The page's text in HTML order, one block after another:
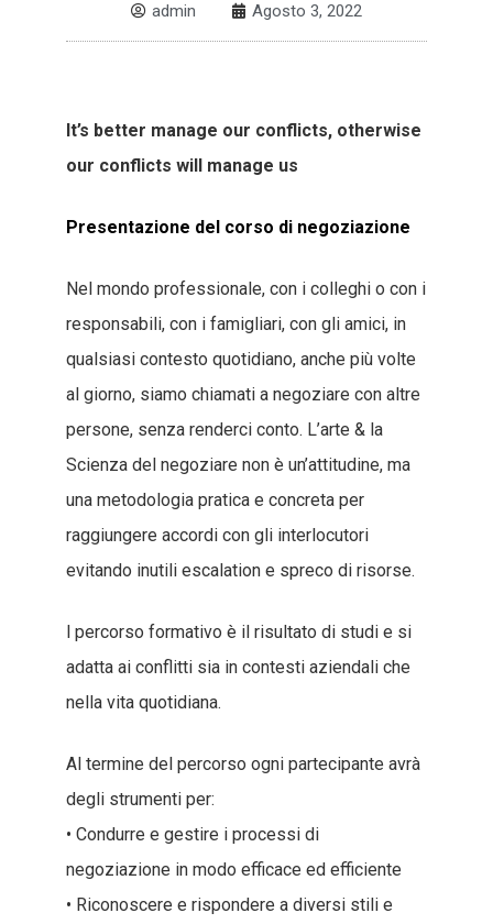
admin Agosto 3, 2022
It’s better manage our conflicts, otherwise
our conflicts will manage us
Presentazione del corso di negoziazione
Nel mondo professionale, con i colleghi o con i
responsabili, con i famigliari, con gli amici, in
qualsiasi contesto quotidiano, anche più volte
al giorno, siamo chiamati a negoziare con altre
persone, senza renderci conto. L’arte & la
Scienza del negoziare non è un’attitudine, ma
una metodologia pratica e concreta per
raggiungere accordi con gli interlocutori
evitando inutili escalation e spreco di risorse.
l percorso formativo è il risultato di studi e si
adatta ai conflitti sia in contesti aziendali che
nella vita quotidiana.
Al termine del percorso ogni partecipante avrà
degli strumenti per:
• Condurre e gestire i processi di
negoziazione in modo efficace ed efficiente
• Riconoscere e rispondere a diversi stili e